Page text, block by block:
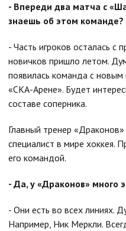
- Впереди два матча с
знаешь об этом команде?
- Часть игроков осталась с
новичков пришло летом.
появилась команда с новым
«СКА-Арене». Будет
составе соперника.
Главный тренер
специалист в мире хоккея.
его командой.
- Да, у «Драконов» много
- Они есть во всех линиях.
Например, Ник Меркли.